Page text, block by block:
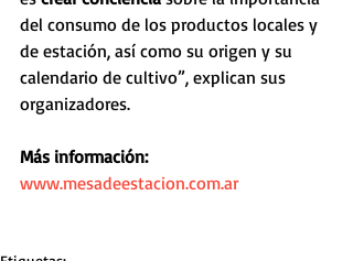
del consumo de los productos locales y
de estación, así como su origen y su
calendario de cultivo”, explican sus
organizadores.
Más información:
www.mesadeestacion.com.ar